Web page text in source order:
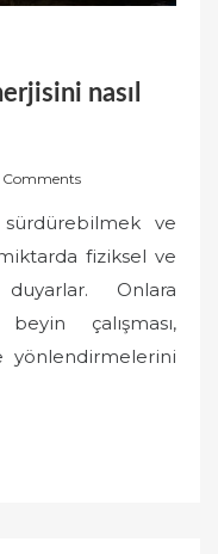
nasıl
Comments
sürdürebilmek ve
fiziksel ve
Onlara
çalışması,